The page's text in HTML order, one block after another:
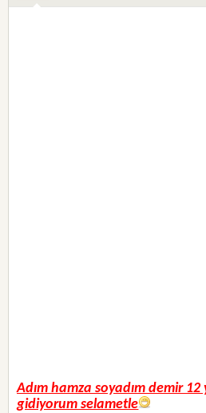
Adım hamza soyadım demir 12
gidiyorum selametle